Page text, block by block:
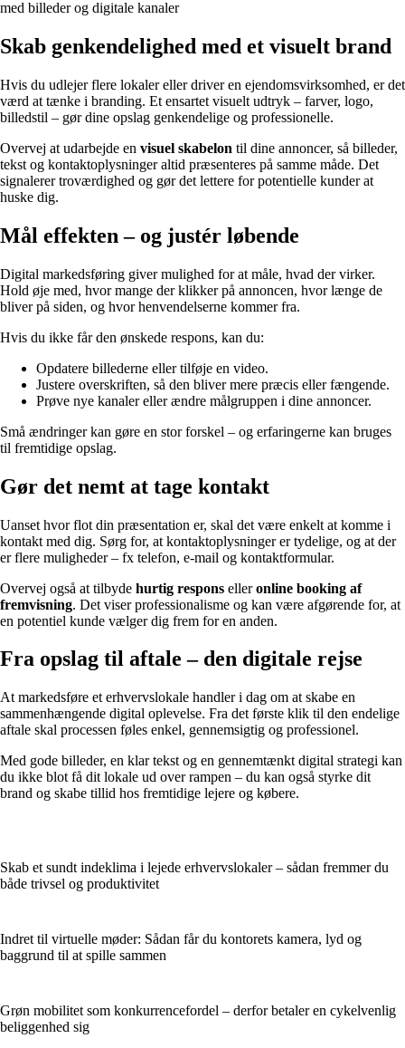
med billeder og digitale kanaler
Skab genkendelighed med et visuelt brand
Hvis du udlejer flere lokaler eller driver en ejendomsvirksomhed, er det
værd at tænke i branding. Et ensartet visuelt udtryk – farver, logo,
billedstil – gør dine opslag genkendelige og professionelle.
Overvej at udarbejde en visuel skabelon til dine annoncer, så billeder,
tekst og kontaktoplysninger altid præsenteres på samme måde. Det
signalerer troværdighed og gør det lettere for potentielle kunder at
huske dig.
Mål effekten – og justér løbende
Digital markedsføring giver mulighed for at måle, hvad der virker.
Hold øje med, hvor mange der klikker på annoncen, hvor længe de
bliver på siden, og hvor henvendelserne kommer fra.
Hvis du ikke får den ønskede respons, kan du:
Opdatere billederne eller tilføje en video.
Justere overskriften, så den bliver mere præcis eller fængende.
Prøve nye kanaler eller ændre målgruppen i dine annoncer.
Små ændringer kan gøre en stor forskel – og erfaringerne kan bruges
til fremtidige opslag.
Gør det nemt at tage kontakt
Uanset hvor flot din præsentation er, skal det være enkelt at komme i
kontakt med dig. Sørg for, at kontaktoplysninger er tydelige, og at der
er flere muligheder – fx telefon, e-mail og kontaktformular.
Overvej også at tilbyde hurtig respons elleronline booking af
fremvisning. Det viser professionalisme og kan være afgørende for, at
en potentiel kunde vælger dig frem for en anden.
Fra opslag til aftale – den digitale rejse
At markedsføre et erhvervslokale handler i dag om at skabe en
sammenhængende digital oplevelse. Fra det første klik til den endelige
aftale skal processen føles enkel, gennemsigtig og professionel.
Med gode billeder, en klar tekst og en gennemtænkt digital strategi kan
du ikke blot få dit lokale ud over rampen – du kan også styrke dit
brand og skabe tillid hos fremtidige lejere og købere.
Skab et sundt indeklima i lejede erhvervslokaler – sådan fremmer du
både trivsel og produktivitet
Indret til virtuelle møder: Sådan får du kontorets kamera, lyd og
baggrund til at spille sammen
Grøn mobilitet som konkurrencefordel – derfor betaler en cykelvenlig
beliggenhed sig